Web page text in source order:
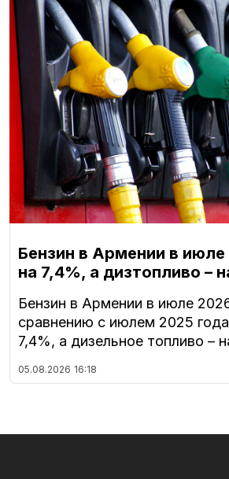
Бензин в Армении в
на 7,4%, а дизтопливо –
Бензин в Армении в июле
сравнению с июлем 2025
7,4%, а дизельное топливо –
05.08.2026 16:18